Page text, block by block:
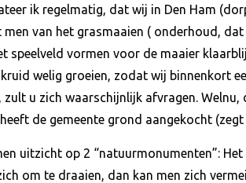
ik regelmatig, dat wij in Den Ham
van het grasmaaien ( onderhoud,
speelveld vormen voor de maaier
welig groeien, zodat wij binnenkort
zult u zich waarschijnlijk afvragen.
de gemeente grond aangekocht (zegt
uitzicht op 2 “natuurmonumenten”:
om te draaien, dan kan men zich